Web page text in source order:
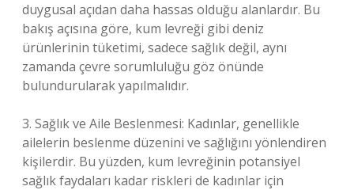
duygusal açıdan daha hassas olduğu alanlardır. Bu
bakış açısına göre, kum levreği gibi deniz
ürünlerinin tüketimi, sadece sağlık değil, aynı
zamanda çevre sorumluluğu göz önünde
bulundurularak yapılmalıdır.
3. Sağlık ve Aile Beslenmesi: Kadınlar, genellikle
ailelerin beslenme düzenini ve sağlığını yönlendiren
kişilerdir. Bu yüzden, kum levreğinin potansiyel
sağlık faydaları kadar riskleri de kadınlar için